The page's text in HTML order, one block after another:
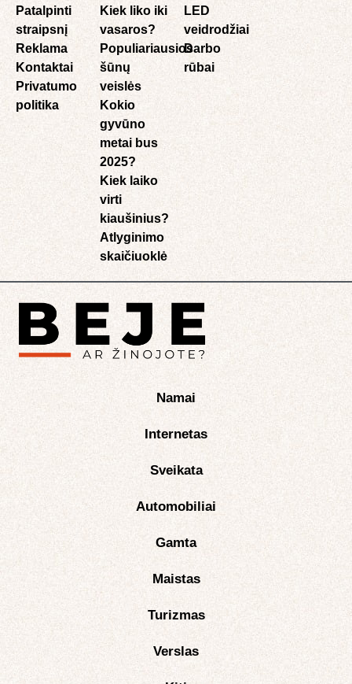
Patalpinti
straipsnį
Reklama
Kontaktai
Privatumo
politika
Kiek liko iki
vasaros?
Populiariausios
šūnų
veislės
Kokio
gyvūno
metai bus
2025?
Kiek laiko
virti
kiaušinius?
Atlyginimo
skaičiuoklė​
LED
veidrodžiai
Darbo
rūbai
Namai
Internetas
Sveikata
Automobiliai
Gamta
Maistas
Turizmas
Verslas